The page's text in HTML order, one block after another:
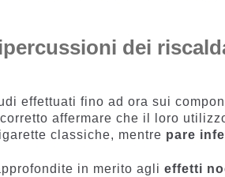
dei
effettuati fino ad ora sui
affermare che il loro
classiche, mentre pare
in merito aglieffetti